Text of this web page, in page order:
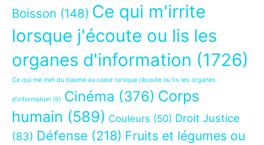
Boisson (148) Ce qui m'irrite
lorsque j'écoute ou lis les
organes d'information (1726)
Ce qui me met du baume au coeur lorsque j’écoute ou lis les organes
d’information (9) Cinéma (376) Corps
humain (589) Couleurs (50) Droit Justice
(83) Défense (218) Fruits et légumes ou